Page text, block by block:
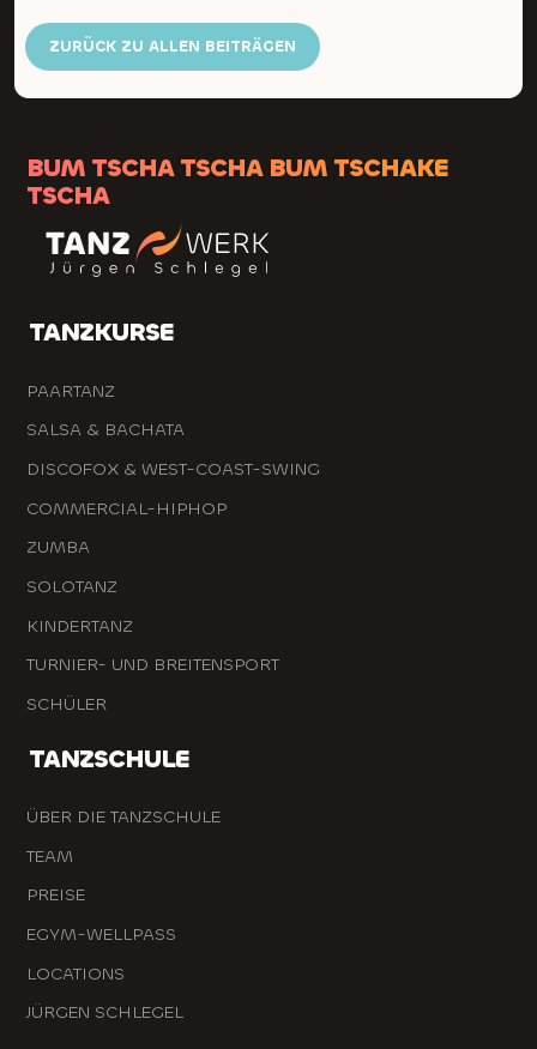
ZURÜCK ZU ALLEN BEITRÄGEN
BUM TSCHA TSCHA BUM TSCHAKE
TSCHA
TANZKURSE
PAARTANZ
SALSA & BACHATA
DISCOFOX & WEST-COAST-SWING
COMMERCIAL-HIPHOP
ZUMBA
SOLOTANZ
KINDERTANZ
TURNIER- UND BREITENSPORT
SCHÜLER
TANZSCHULE
ÜBER DIE TANZSCHULE
TEAM
PREISE
EGYM-WELLPASS
LOCATIONS
JÜRGEN SCHLEGEL